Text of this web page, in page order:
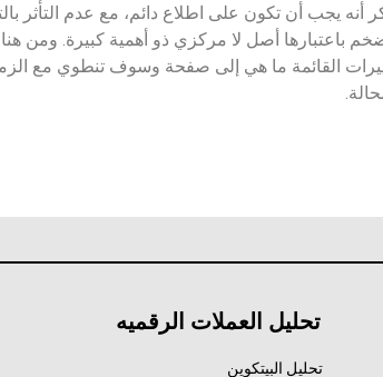
أنه يجب أن تكون على اطلاع دائم، مع عدم التأثر
باعتبارها أصل لا مركزي ذو أهمية كبيرة. ومن
القائمة ما هي إلى صفحة وسوف تنطوي مع
تحليل العملات الرقميه
تحليل البيتكوين